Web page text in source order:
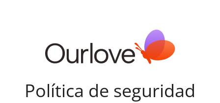
Política de seguridad